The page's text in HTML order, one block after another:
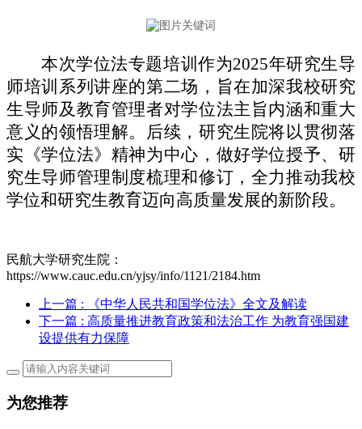
本次学位法专题培训作为2025年研究生导
师培训系列讲座的第二场，旨在加深我校研究
生导师及教育管理者对学位法主旨内涵和重大
意义的领悟理解。后续，研究生院将以贯彻落
实《学位法》精神为中心，做好学位授予、研
究生导师管理制度梳理和修订，全力推动我校
学位和研究生教育迈向高质量发展的新阶段。
民航大学研究生院：
https://www.cauc.edu.cn/yjsy/info/1121/2184.htm
上一篇 : 《中华人民共和国学位法》全文及解读
下一篇 : 高质量推进教育政策和法治工作 为教育强国建
设提供有力保障
为您推荐